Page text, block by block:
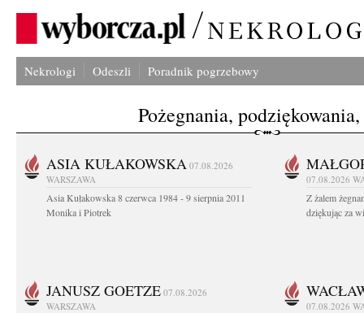
Nekrologi Odeszli Poradnik pogrzebowy
Pożegnania,
ASIA KUŁAKOWSKA 07.08.2026
WARSZAWA
Asia Kułakowska 8 czerwca 1984 - 9 sierpnia 2011
Monika i Piotrek
07.08.2026
Z żalem
dziękując za
JANUSZ GOETZE 07.08.2026
WARSZAWA
07.08.2026